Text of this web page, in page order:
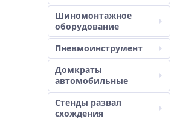
Шиномонтажное
оборудование
Пневмоинструмент
Домкраты
автомобильные
Стенды развал
схождения